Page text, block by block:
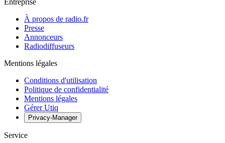
Entreprise
À propos de radio.fr
Presse
Annonceurs
Radiodiffuseurs
Mentions légales
Conditions d'utilisation
Politique de confidentialité
Mentions légales
Gérer Utiq
Privacy-Manager
Service